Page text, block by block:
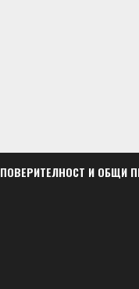
ПОВЕРИТЕЛНОСТ И ОБЩИ